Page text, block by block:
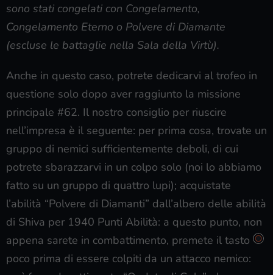
sono stati congelati con Congelamento,
Congelamento Eterno o Polvere di Diamante
(escluse le battaglie nella Sala della Virtù).
Anche in questo caso, potrete dedicarvi al trofeo in
questione solo dopo aver raggiunto la missione
principale #62. Il nostro consiglio per riuscire
nell’impresa è il seguente: per prima cosa, trovate un
gruppo di nemici sufficientemente deboli, di cui
potrete sbarazzarvi in un colpo solo (noi lo abbiamo
fatto su un gruppo di quattro lupi); acquistate
l’abilità “Polvere di Diamanti” dall’albero delle abilità
di Shiva per 1940 Punti Abilità: a questo punto, non
appena sarete in combattimento, premete il tasto
poco prima di essere colpiti da un attacco nemico: